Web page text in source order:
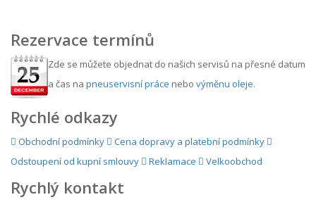
Rezervace termínů
Zde se můžete objednat do našich servisů na přesné datum
a čas na pneuservisní práce nebo výměnu oleje.
Rychlé odkazy
Obchodní podmínky
Cena dopravy a platební podmínky
Odstoupení od kupní smlouvy
Reklamace Velkoobchod
Rychlý kontakt